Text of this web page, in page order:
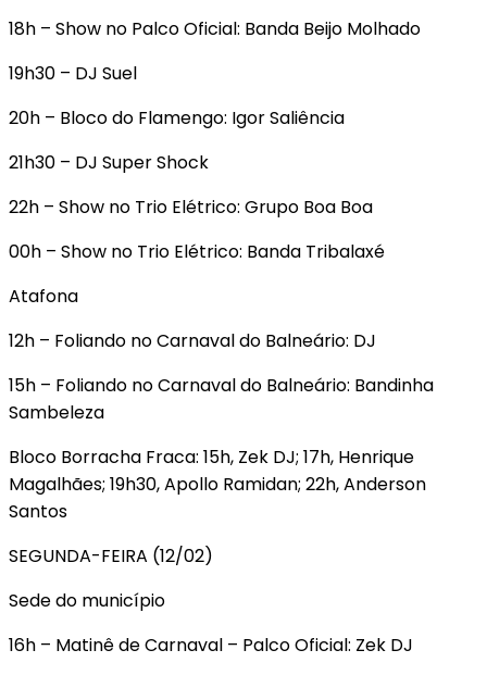
18h – Show no Palco Oficial: Banda Beijo Molhado
19h30 – DJ Suel
20h – Bloco do Flamengo: Igor Saliência
21h30 – DJ Super Shock
22h – Show no Trio Elétrico: Grupo Boa Boa
00h – Show no Trio Elétrico: Banda Tribalaxé
Atafona
12h – Foliando no Carnaval do Balneário: DJ
15h – Foliando no Carnaval do Balneário: Bandinha
Sambeleza
Bloco Borracha Fraca: 15h, Zek DJ; 17h, Henrique
Magalhães; 19h30, Apollo Ramidan; 22h, Anderson
Santos
SEGUNDA-FEIRA (12/02)
Sede do município
16h – Matinê de Carnaval – Palco Oficial: Zek DJ